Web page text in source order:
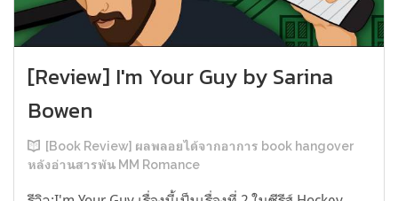
[Review] I'm Your Guy by Sarina
Bowen
[Book Review] ผลพลอยได้จากอาการ book hangover
หลังอ่านสารพัน MM Romance